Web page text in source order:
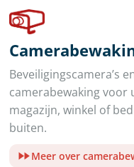
Beveiligingscamera’s
camerabewaking voor
magazijn, winkel of
buiten.
Meer over